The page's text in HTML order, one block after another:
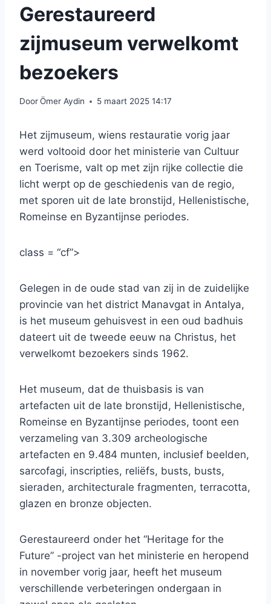
Gerestaureerd
zijmuseum verwelkomt
bezoekers
DoorÖmer Aydin 5 maart 2025 14:17
Het zijmuseum, wiens restauratie vorig jaar
werd voltooid door het ministerie van Cultuur
en Toerisme, valt op met zijn rijke collectie die
licht werpt op de geschiedenis van de regio,
met sporen uit de late bronstijd, Hellenistische,
Romeinse en Byzantijnse periodes.
class = “cf”>
Gelegen in de oude stad van zij in de zuidelijke
provincie van het district Manavgat in Antalya,
is het museum gehuisvest in een oud badhuis
dateert uit de tweede eeuw na Christus, het
verwelkomt bezoekers sinds 1962.
Het museum, dat de thuisbasis is van
artefacten uit de late bronstijd, Hellenistische,
Romeinse en Byzantijnse periodes, toont een
verzameling van 3.309 archeologische
artefacten en 9.484 munten, inclusief beelden,
sarcofagi, inscripties, reliëfs, busts, busts,
sieraden, architecturale fragmenten, terracotta,
glazen en bronze objecten.
Gerestaureerd onder het “Heritage for the
Future” -project van het ministerie en heropend
in november vorig jaar, heeft het museum
verschillende verbeteringen ondergaan in